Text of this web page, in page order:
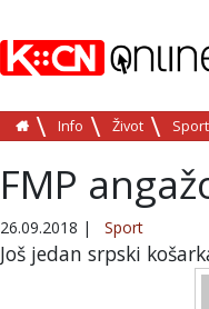
Info Život Sport
FMP
26.09.2018 | Sport
Još jedan srpski